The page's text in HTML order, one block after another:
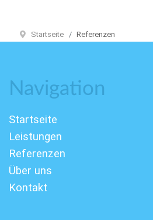
Startseite Referenzen
Navigation
Startseite
Leistungen
Referenzen
Über uns
Kontakt